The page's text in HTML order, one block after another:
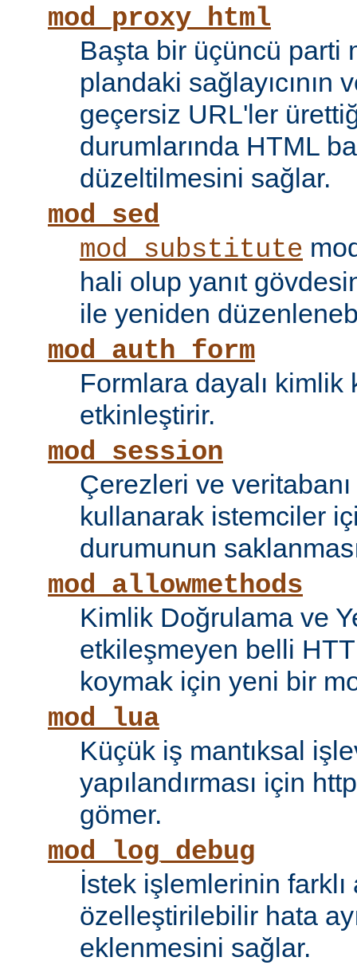
mod_proxy_html
Başta bir üçüncü parti
plandaki sağlayıcının
geçersiz URL'ler
durumlarında HTML
düzeltilmesini sağlar.
mod_sed
mod_substitute
hali olup yanıt
ile yeniden
mod_auth_form
Formlara dayalı kimlik
etkinleştirir.
mod_session
Çerezleri ve
kullanarak istemciler
durumunun
mod_allowmethods
Kimlik Doğrulama ve
etkileşmeyen belli
koymak için yeni bir
mod_lua
Küçük iş mantıksal
yapılandırması için
gömer.
mod_log_debug
İstek işlemlerinin farklı
özelleştirilebilir hata
eklenmesini sağlar.